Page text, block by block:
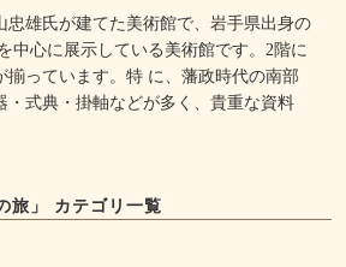
忠雄氏が建てた美術館で、岩手県出身の
中心に展示している美術館です。2階に
揃っています。特 に、藩政時代の南部
・式典・掛軸などが多く、貴重な資料
旅」 カテゴリ一覧